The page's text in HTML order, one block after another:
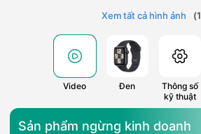
Xem tất cả hình ảnh (1
Video Đen
Thông số
kỹ thuật
Sản phẩm ngừng kinh doanh